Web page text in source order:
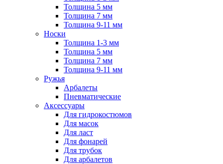
Толщина 5 мм
Толщина 7 мм
Толщина 9-11 мм
Носки
Толщина 1-3 мм
Толщина 5 мм
Толщина 7 мм
Толщина 9-11 мм
Ружья
Арбалеты
Пневматические
Аксессуары
Для гидрокостюмов
Для масок
Для ласт
Для фонарей
Для трубок
Для арбалетов